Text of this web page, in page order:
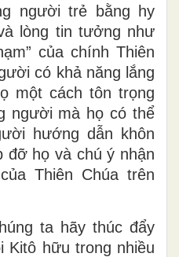
người trẻ bằng hy
lòng tin tưởng như
của chính Thiên
có khả năng lắng
một cách tôn trọng
người mà họ có thể
hướng dẫn khôn
đỡ họ và chú ý nhận
Thiên Chúa trên
ta hãy thúc đẩy
Kitô hữu trong nhiều